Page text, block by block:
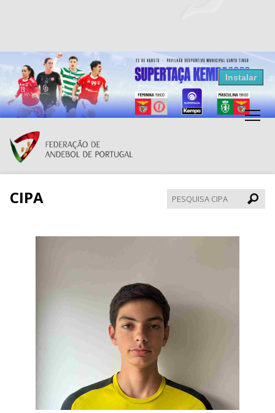
Resultados Andebol
Federação de Andebol de Portugal
Grátis - Disponivel na Play Store
Instalar
CIPA
CIPA